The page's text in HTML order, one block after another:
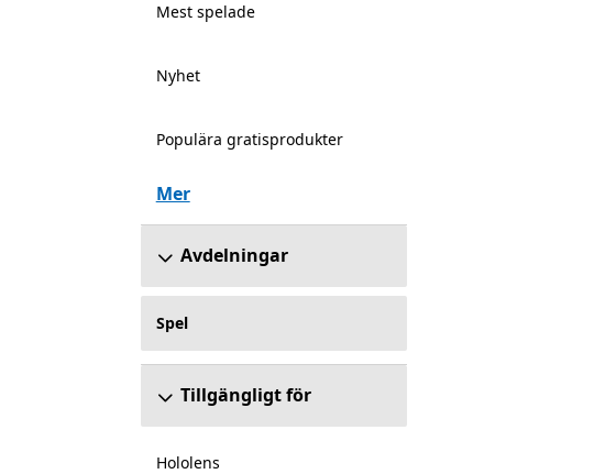
Mest spelade
Nyhet
Populära gratisprodukter
Mer
Avdelningar
Spel
Tillgängligt för
Hololens